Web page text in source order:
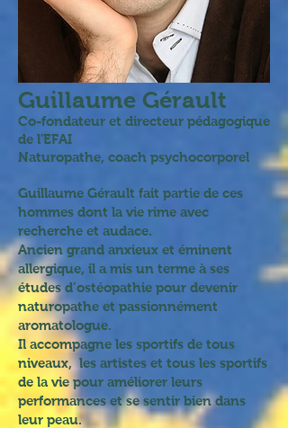
Guillaume Gérault
Co-fondateur et directeur pédagogique
de l'EFAI
Naturopathe, coach psychocorporel
Guillaume Gérault fait partie de ces
hommes dont la vie rime avec
recherche et audace.
Ancien grand anxieux et éminent
allergique, il a mis un terme à ses
études d’ostéopathie pour devenir
naturopathe et passionnément
aromatologue.
Il accompagne les sportifs de tous
niveaux, les artistes et tous les sportifs
de la vie pour améliorer leurs
performances et se sentir bien dans
leur peau.